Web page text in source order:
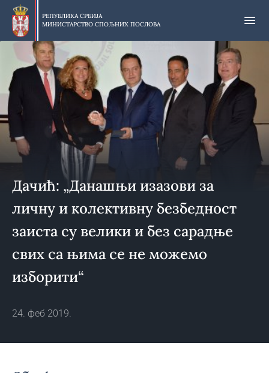
Прескочи
главни
део
садржаја
РЕПУБЛИКА СРБИЈА
МИНИСТАРСТВО СПОЉНИХ ПОСЛОВА
Дачић: „Данашњи изазови за
личну и колективну безбедност
заиста су велики и без сарадње
свих са њима се не можемо
изборити“
24. феб 2019.